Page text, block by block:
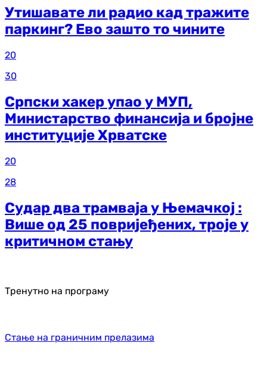
Утишавате ли радио кад тражите
паркинг? Ево зашто то чините
20
30
Српски хакер упао у МУП,
Министарство финансија и бројне
институције Хрватске
20
28
Судар два трамваја у Њемачкој :
Више од 25 повријеђених, троје у
критичном стању
Тренутно на програму
Стање на граничним прелазима